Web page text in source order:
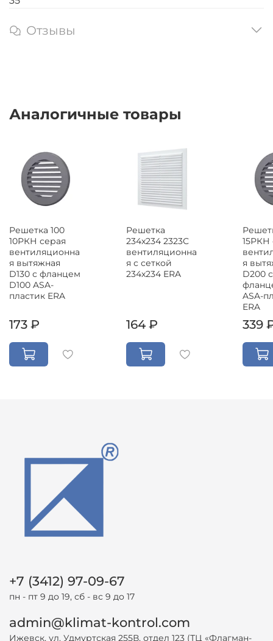
Отзывы
Аналогичные товары
Решетка 100
10РКН серая
вентиляционна
я вытяжная
D130 с фланцем
D100 ASA-
пластик ERA
173 ₽
Решетка
234x234 2323С
вентиляционна
я с сеткой
234х234 ERA
164 ₽
15РКН
я
D200 с
ASA-
ERA
339
+7 (3412) 97-09-67
пн - пт 9 до 19, сб - вс 9 до 17
admin@klimat-kontrol.com
Ижевск, ул. Удмуртская 255В, отдел 123 (ТЦ «Флагман-